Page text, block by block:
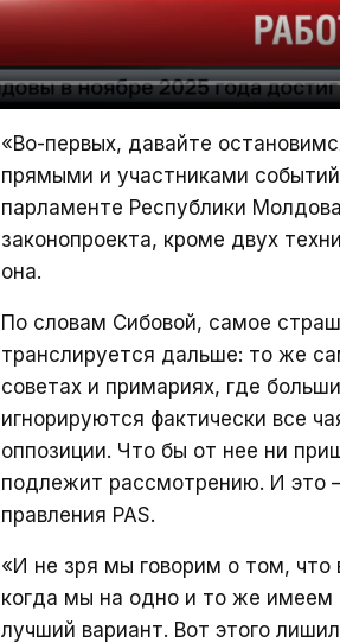
«Во-первых, давайте
прямыми и участниками
парламенте Республики
законопроекта, кроме двух
она.
По словам Сибовой, самое
транслируется дальше: то же
советах и примариях, где
игнорируются фактически все
оппозиции. Что бы от нее ни
подлежит рассмотрению. И это
правления PAS.
«И не зря мы говорим о том,
когда мы на одно и то же имеем
лучший вариант. Вот этого